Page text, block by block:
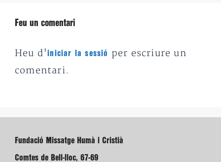
Feu un comentari
Heu d'iniciar la sessió
per escriure un
comentari.
Fundació Missatge Humà i Cristià
Comtes de Bell-lloc, 67-69